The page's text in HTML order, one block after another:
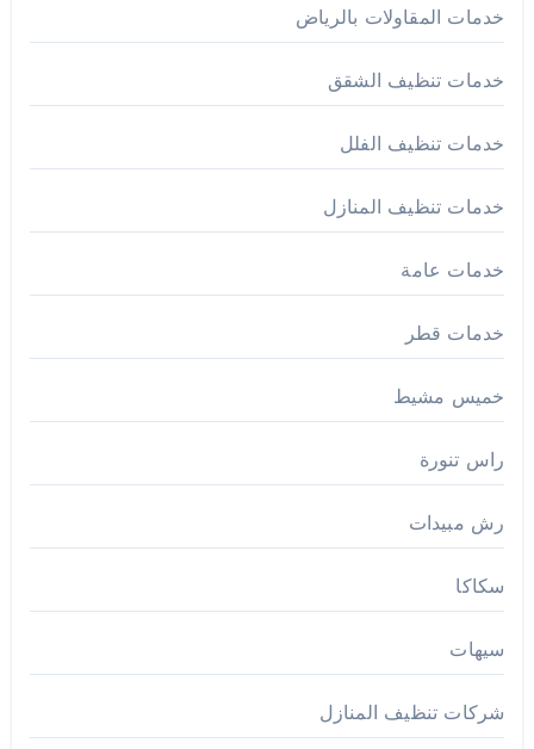
خدمات المقاولات بالرياض
خدمات تنظيف الشقق
خدمات تنظيف الفلل
خدمات تنظيف المنازل
خدمات عامة
خدمات قطر
خميس مشيط
راس تنورة
رش مبيدات
سكاكا
سيهات
شركات تنظيف المنازل